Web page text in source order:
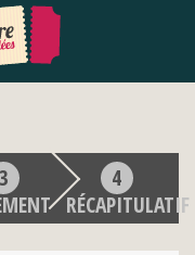
RÉCAPITULATIF